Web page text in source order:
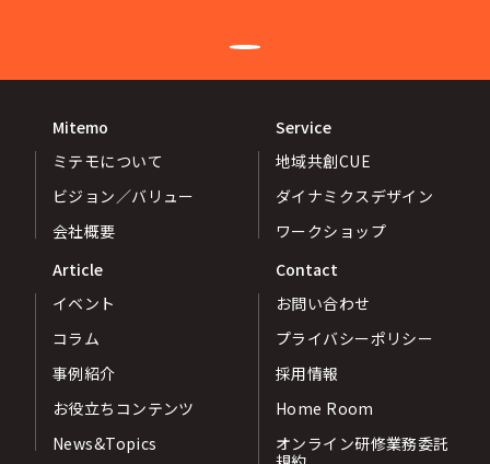
Mitemo
ミテモについて
ビジョン／バリュー
会社概要
Service
地域共創CUE
ダイナミクスデザイン
ワークショップ
Article
イベント
コラム
事例紹介
お役立ちコンテンツ
News&Topics
Contact
お問い合わせ
プライバシーポリシー
採用情報
Home Room
オンライン研修業務委託